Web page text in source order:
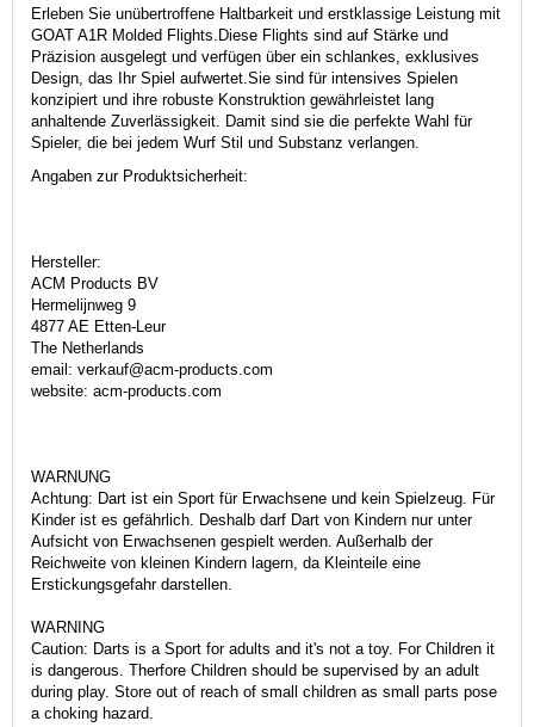
Erleben Sie unübertroffene Haltbarkeit und erstklassige Leistung mit
GOAT A1R Molded Flights. Diese Flights sind auf Stärke und
Präzision ausgelegt und verfügen über ein schlankes, exklusives
Design, das Ihr Spiel aufwertet. Sie sind für intensives Spielen
konzipiert und ihre robuste Konstruktion gewährleistet lang
anhaltende Zuverlässigkeit. Damit sind sie die perfekte Wahl für
Spieler, die bei jedem Wurf Stil und Substanz verlangen.
Angaben zur Produktsicherheit:
Hersteller:
ACM Products BV
Hermelijnweg 9
4877 AE Etten-Leur
The Netherlands
email: verkauf@acm-products.com
website: acm-products.com
WARNUNG
Achtung: Dart ist ein Sport für Erwachsene und kein Spielzeug. Für
Kinder ist es gefährlich. Deshalb darf Dart von Kindern nur unter
Aufsicht von Erwachsenen gespielt werden. Außerhalb der
Reichweite von kleinen Kindern lagern, da Kleinteile eine
Erstickungsgefahr darstellen.
WARNING
Caution: Darts is a Sport for adults and it's not a toy. For Children it
is dangerous. Therfore Children should be supervised by an adult
during play. Store out of reach of small children as small parts pose
a choking hazard.